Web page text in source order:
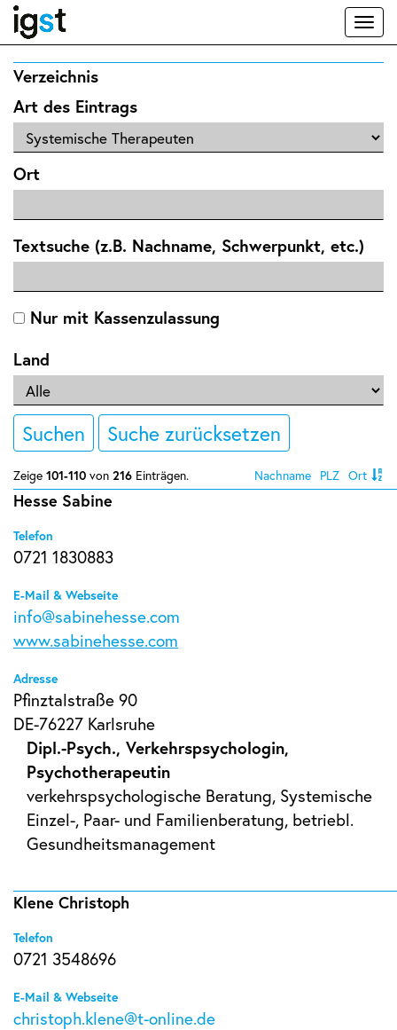
Verzeichnis
Art des Eintrags
Ort
Textsuche (z.B. Nachname, Schwerpunkt, etc.)
Nur mit Kassenzulassung
Land
Suchen Suche zurücksetzen
Ort
PLZ
Nachname
Zeige 101-110 von 216 Einträgen.
Hesse Sabine
Telefon
0721 1830883
E-Mail & Webseite
info@sabinehesse.com
www.sabinehesse.com
Adresse
Pfinztalstraße 90
DE-76227 Karlsruhe
Dipl.-Psych., Verkehrspsychologin,
Psychotherapeutin
verkehrspsychologische Beratung, Systemische
Einzel-, Paar- und Familienberatung, betriebl.
Gesundheitsmanagement
Klene Christoph
Telefon
0721 3548696
E-Mail & Webseite
christoph.klene@t-online.de